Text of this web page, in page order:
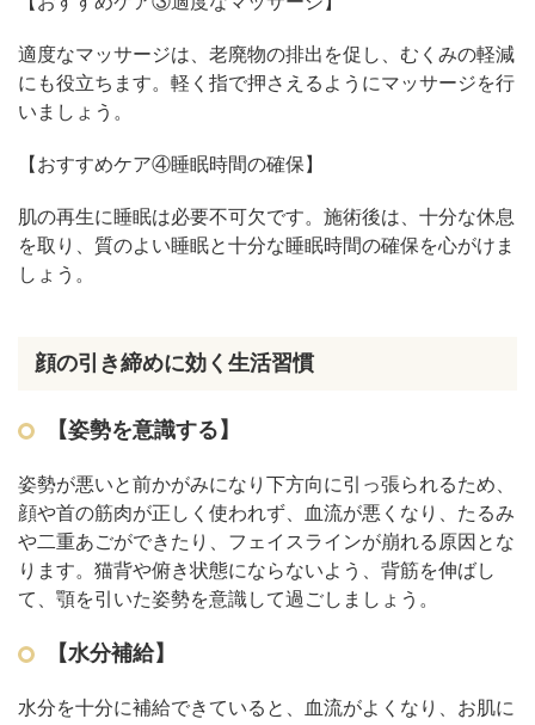
適度なマッサージは、老廃物の排出を促し、むくみの軽減
にも役立ちます。軽く指で押さえるようにマッサージを行
いましょう。
【おすすめケア④睡眠時間の確保】
肌の再生に睡眠は必要不可欠です。施術後は、十分な休息
を取り、質のよい睡眠と十分な睡眠時間の確保を心がけま
しょう。
顔の引き締めに効く生活習慣
【姿勢を意識する】
姿勢が悪いと前かがみになり下方向に引っ張られるため、
顔や首の筋肉が正しく使われず、血流が悪くなり、たるみ
や二重あごができたり、フェイスラインが崩れる原因とな
ります。猫背や俯き状態にならないよう、背筋を伸ばし
て、顎を引いた姿勢を意識して過ごしましょう。
【水分補給】
水分を十分に補給できていると、血流がよくなり、お肌に